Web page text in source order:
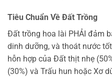
Tiêu Chuẩn Về Đất Trồng
Đất trồng hoa lài PHẢI đảm
dinh dưỡng, và thoát nước
hỗn hợp của Đất thịt nhẹ
(30%) và Trấu hun hoặc Xơ